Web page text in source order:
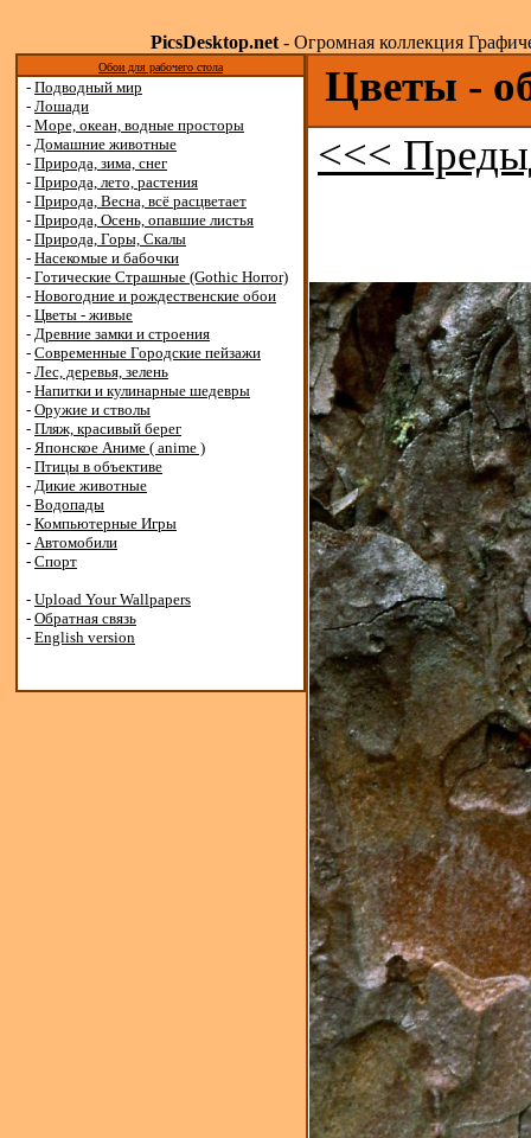
PicsDesktop.net- Огромная коллекция
Обои для рабочего стола
- Подводный мир
- Лошади
- Море, океан, водные просторы
- Домашние животные
- Природа, зима, снег
- Природа, лето, растения
- Природа, Весна, всё расцветает
- Природа, Осень, опавшие листья
- Природа, Горы, Скалы
- Насекомые и бабочки
- Готические Страшные (Gothic Horror)
- Новогодние и рождественские обои
- Цветы - живые
- Древние замки и строения
- Современные Городские пейзажи
- Лес, деревья, зелень
- Напитки и кулинарные шедевры
- Оружие и стволы
- Пляж, красивый берег
- Японское Аниме ( anime )
- Птицы в объективе
- Дикие животные
- Водопады
- Компьютерные Игры
- Автомобили
- Спорт
- Upload Your Wallpapers
- Обратная связь
- English version
Цветы -
<<<